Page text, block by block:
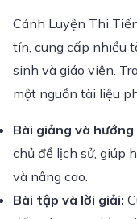
Cánh Luyện Thi
tín, cung cấp nhiều
sinh và giáo viên.
một nguồn tài liệu
Bài giảng và hướng
chủ đề lịch sử, giúp
và nâng cao.
Bài tập và lời giải: